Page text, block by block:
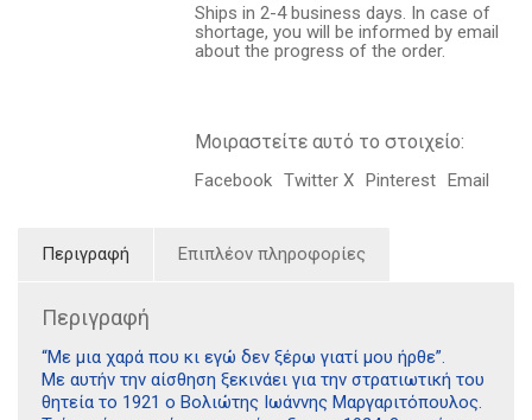
Ships in 2-4 business days. In case of
shortage, you will be informed by email
about the progress of the order.
Μοιραστείτε αυτό το στοιχείο:
Facebook Twitter X Pinterest Email
Περιγραφή Επιπλέον πληροφορίες
Περιγραφή
“Με μια χαρά που κι εγώ δεν ξέρω γιατί μου ήρθε”.
Με αυτήν την αίσθηση ξεκινάει για την στρατιωτική του
θητεία το 1921 ο Βολιώτης Ιωάννης Μαργαριτόπουλος.